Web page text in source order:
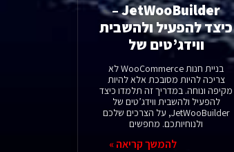
JetWooBuilder –
כיצד להפעיל ולהשבית
ווידג’טים של
בניית חנות WooCommerce לא
צריכה להיות מסובכת אלא להיות
מקיפה ונוחה. במדריך זה תלמדו כיצד
להפעיל ולהשבית ווידג’טים של
JetWooBuilder, על הצרכים שלכם
ולנוחיותכם. מחפשים
להמשך קריאה »